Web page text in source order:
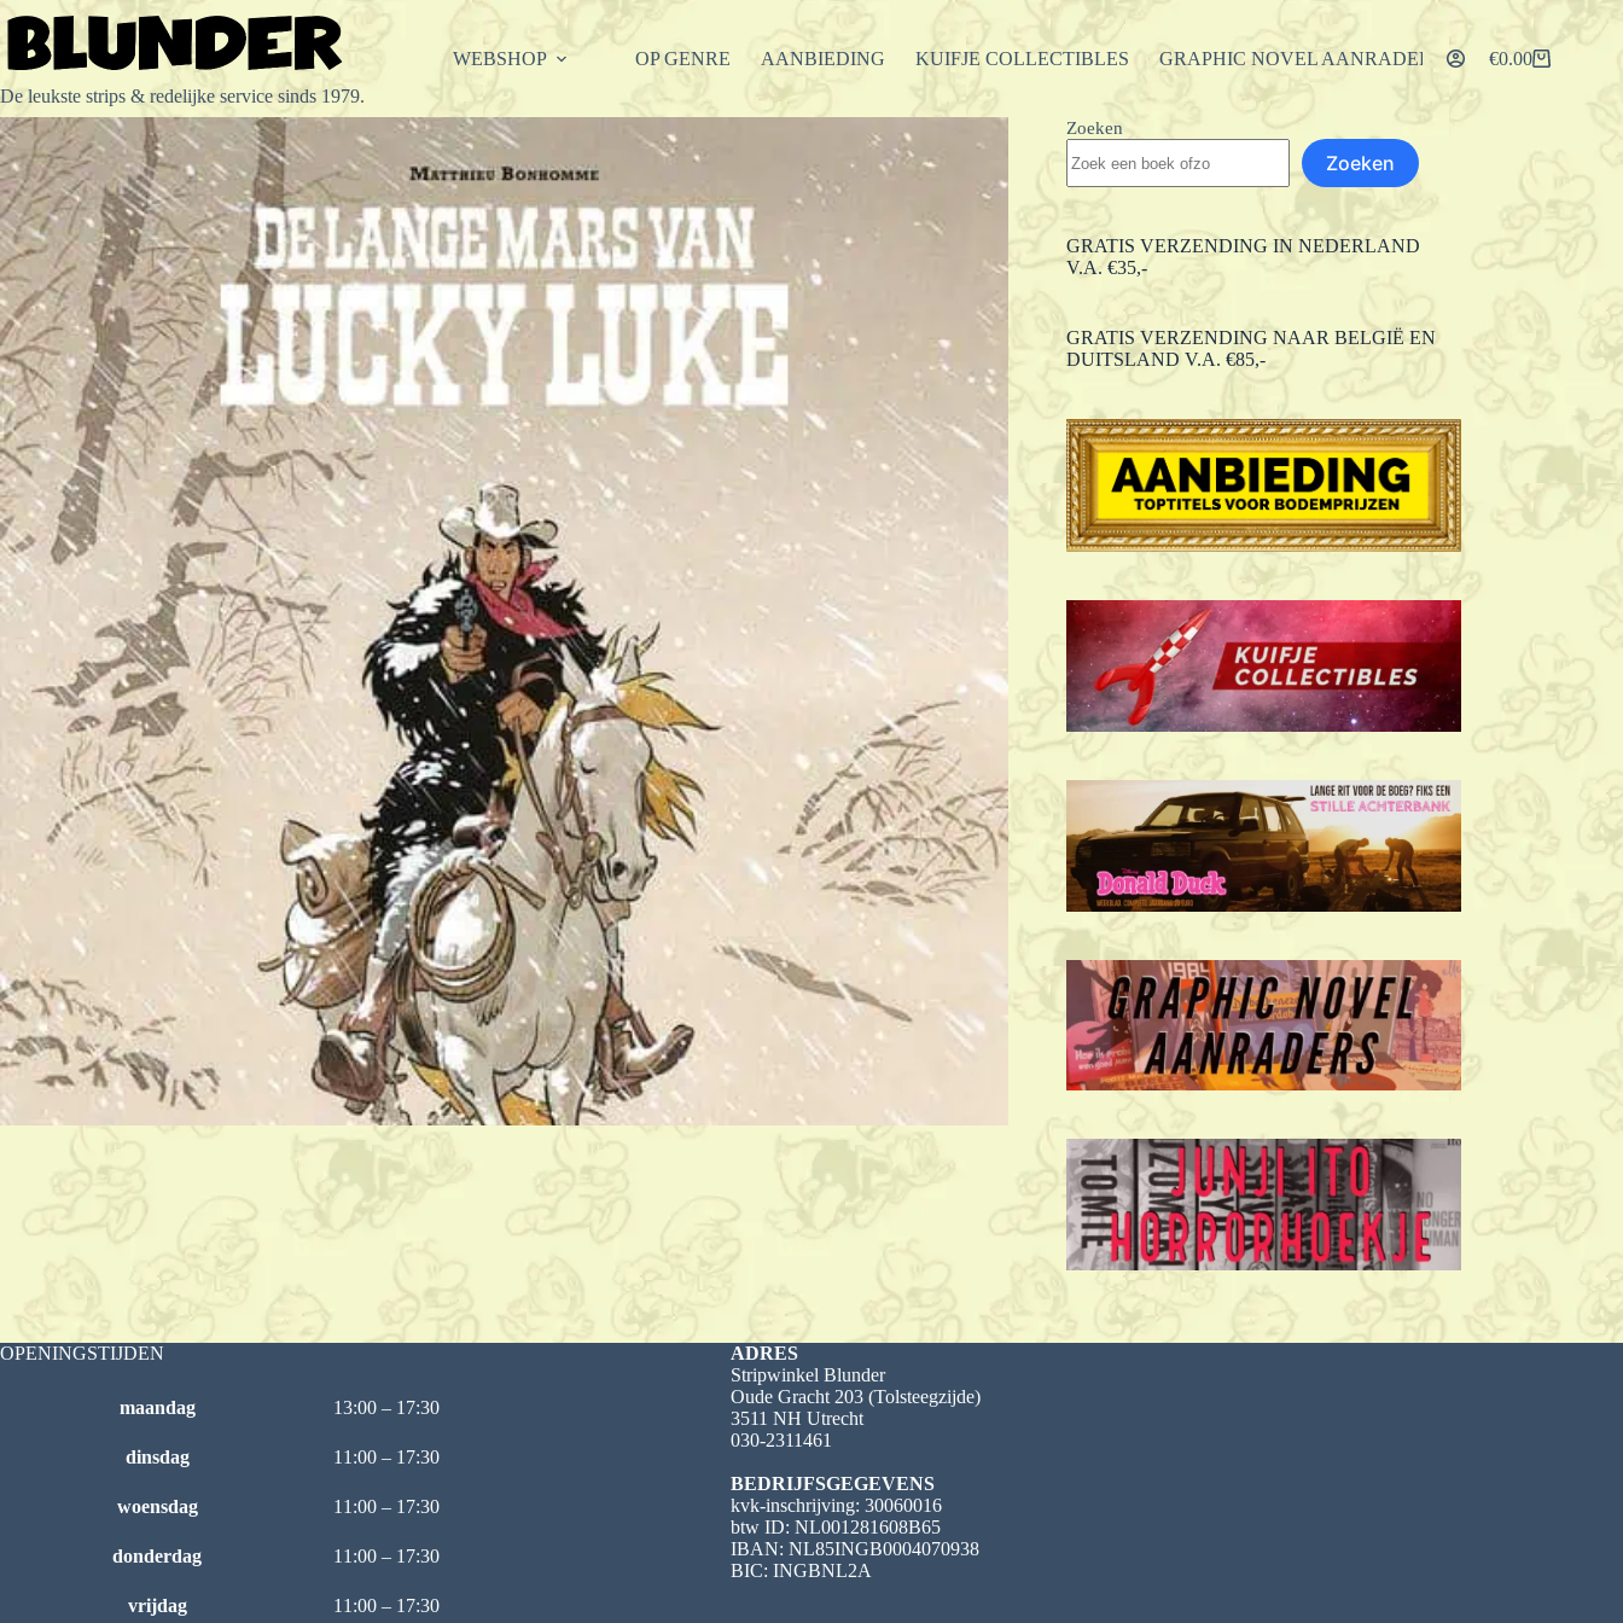
Ga
naar
inhoud
De leukste strips & redelijke service sinds 1979.
WEBSHOP OP GENRE AANBIEDING KUIFJE COLLECTIBLES GRAPHIC NOVEL AANRADERS ARTIKELEN
Winkelwagen
€0.00
Zoeken
Zoeken
GRATIS VERZENDING IN NEDERLAND
V.A. €35,-
GRATIS VERZENDING NAAR BELGIË EN
DUITSLAND V.A. €85,-
OPENINGSTIJDEN
maandag 13:00 – 17:30
dinsdag 11:00 – 17:30
woensdag 11:00 – 17:30
donderdag 11:00 – 17:30
vrijdag 11:00 – 17:30
ADRES
Stripwinkel Blunder
Oude Gracht 203 (Tolsteegzijde)
3511 NH Utrecht
030-2311461
BEDRIJFSGEGEVENS
kvk-inschrijving: 30060016
btw ID: NL001281608B65
IBAN: NL85INGB0004070938
BIC: INGBNL2A